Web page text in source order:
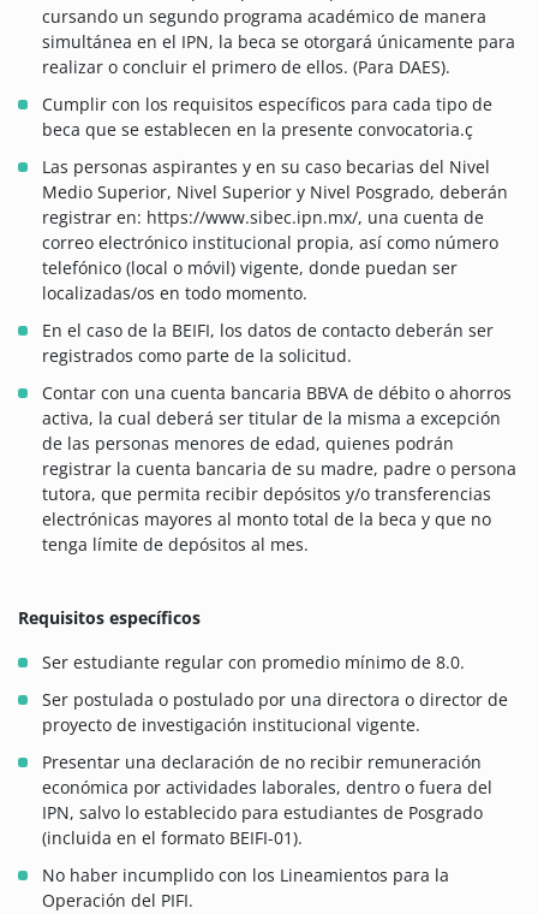
cursando un segundo programa académico de manera
simultánea en el IPN, la beca se otorgará únicamente para
realizar o concluir el primero de ellos. (Para DAES).
Cumplir con los requisitos específicos para cada tipo de
beca que se establecen en la presente convocatoria.ç
Las personas aspirantes y en su caso becarias del Nivel
Medio Superior, Nivel Superior y Nivel Posgrado, deberán
registrar en: https://www.sibec.ipn.mx/, una cuenta de
correo electrónico institucional propia, así como número
telefónico (local o móvil) vigente, donde puedan ser
localizadas/os en todo momento.
En el caso de la BEIFI, los datos de contacto deberán ser
registrados como parte de la solicitud.
Contar con una cuenta bancaria BBVA de débito o ahorros
activa, la cual deberá ser titular de la misma a excepción
de las personas menores de edad, quienes podrán
registrar la cuenta bancaria de su madre, padre o persona
tutora, que permita recibir depósitos y/o transferencias
electrónicas mayores al monto total de la beca y que no
tenga límite de depósitos al mes.
Requisitos específicos
Ser estudiante regular con promedio mínimo de 8.0.
Ser postulada o postulado por una directora o director de
proyecto de investigación institucional vigente.
Presentar una declaración de no recibir remuneración
económica por actividades laborales, dentro o fuera del
IPN, salvo lo establecido para estudiantes de Posgrado
(incluida en el formato BEIFI-01).
No haber incumplido con los Lineamientos para la
Operación del PIFI.